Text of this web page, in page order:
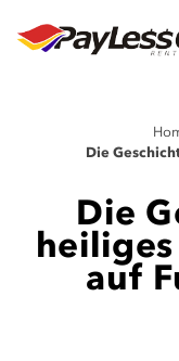
Die
Die
auf